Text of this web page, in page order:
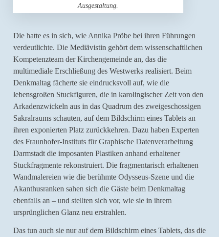
Ausgestaltung.
Die hatte es in sich, wie Annika Pröbe bei ihren Führungen
verdeutlichte. Die Mediävistin gehört dem wissenschaftlichen
Kompetenzteam der Kirchengemeinde an, das die
multimediale Erschließung des Westwerks realisiert. Beim
Denkmaltag fächerte sie eindrucksvoll auf, wie die
lebensgroßen Stuckfiguren, die in karolingischer Zeit von den
Arkadenzwickeln aus in das Quadrum des zweigeschossigen
Sakralraums schauten, auf dem Bildschirm eines Tablets an
ihren exponierten Platz zurückkehren. Dazu haben Experten
des Fraunhofer-Instituts für Graphische Datenverarbeitung
Darmstadt die imposanten Plastiken anhand erhaltener
Stuckfragmente rekonstruiert. Die fragmentarisch erhaltenen
Wandmalereien wie die berühmte Odysseus-Szene und die
Akanthusranken sahen sich die Gäste beim Denkmaltag
ebenfalls an – und stellten sich vor, wie sie in ihrem
ursprünglichen Glanz neu erstrahlen.
Das tun auch sie nur auf dem Bildschirm eines Tablets, das die